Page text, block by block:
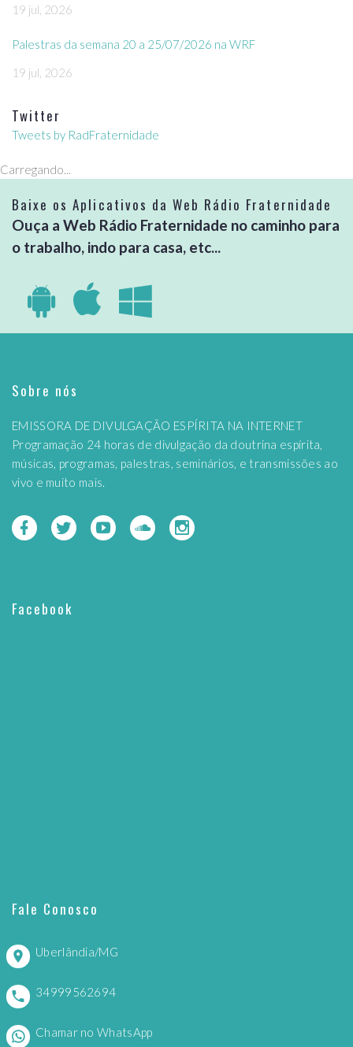
19 jul, 2026
Palestras da semana 20 a 25/07/2026 na WRF
19 jul, 2026
Twitter
Tweets by RadFraternidade
Carregando...
Baixe os Aplicativos da Web Rádio Fraternidade
Ouça a Web Rádio Fraternidade no caminho para
o trabalho, indo para casa, etc...
Sobre nós
EMISSORA DE DIVULGAÇÃO ESPÍRITA NA INTERNET
Programação 24 horas de divulgação da doutrina espírita,
músicas, programas, palestras, seminários, e transmissões ao
vivo e muito mais.
Facebook
Fale Conosco
Uberlândia/MG
34999562694
Chamar no WhatsApp